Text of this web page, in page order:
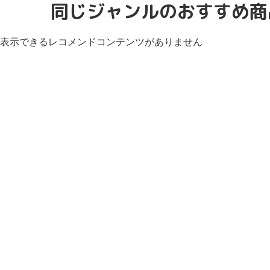
同じジャンルのおすすめ
表示できるレコメンドコンテンツがありません